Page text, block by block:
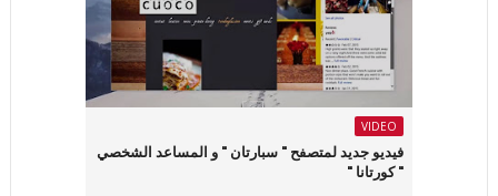
VIDEO
فيديو جديد لمتصفح " سبارتان " و المساعد الشخصي
" كورتانا "